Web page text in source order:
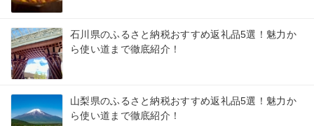
石川県のふるさと納税おすすめ返礼品5選！魅力か
ら使い道まで徹底紹介！
山梨県のふるさと納税おすすめ返礼品5選！魅力か
ら使い道まで徹底紹介！